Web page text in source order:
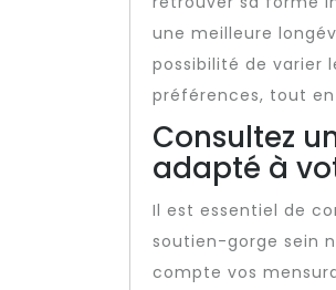
une meilleure
possibilité de varier
préférences, tout
Consultez
adapté à
Il est essentiel de
soutien-gorge sein
compte vos